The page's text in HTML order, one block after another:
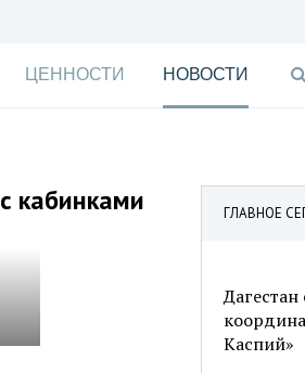
ЦЕННОСТИ НОВОСТИ
ГЛАВНОЕ
Каспий»
кабинками